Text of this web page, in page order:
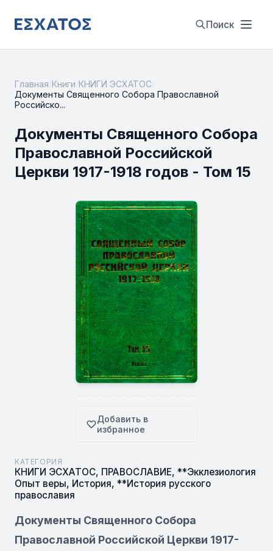
Поиск
Главная Книги КНИГИ ЭСХАТОС
Документы Священного Собора Православной
Российско...
Документы Священного Собора
Православной Российской
Церкви 1917-1918 годов - Том 15
Добавить в
избранное
КАТЕГОРИЯ
КНИГИ ЭСХАТОС, ПРАВОСЛАВИЕ, **Экклезиология
Опыт веры, История, **История русского
православия
Документы Священного Собора
Православной Российской Церкви 1917-